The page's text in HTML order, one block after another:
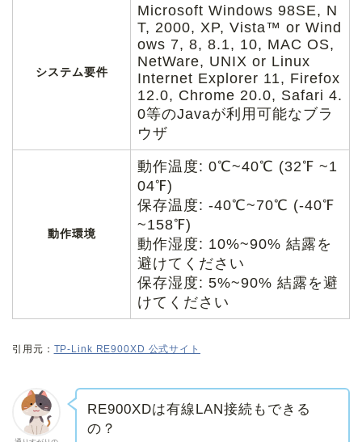
システム要件
Microsoft Windows 98SE, N
T, 2000, XP, Vista™ or Wind
ows 7, 8, 8.1, 10, MAC OS,
NetWare, UNIX or Linux
Internet Explorer 11, Firefox
12.0, Chrome 20.0, Safari 4.
0等のJavaが利用可能なブラ
ウザ
動作環境
動作温度: 0℃~40℃ (32℉ ~1
04℉)
保存温度: -40℃~70℃ (-40℉
~158℉)
動作湿度: 10%~90% 結露を
避けてください
保存湿度: 5%~90% 結露を避
けてください
引用元： TP-Link RE900XD 公式サイト
RE900XDは有線LAN接続もできる
の？